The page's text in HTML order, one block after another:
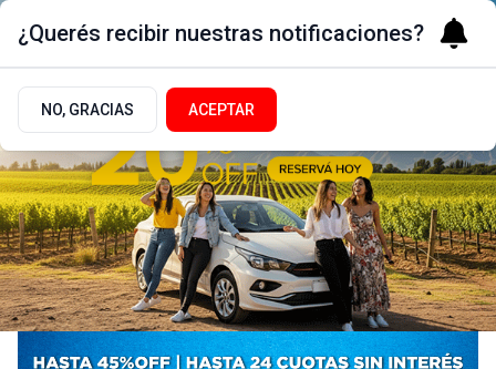
¿Querés recibir nuestras notificaciones?
NO, GRACIAS ACEPTAR